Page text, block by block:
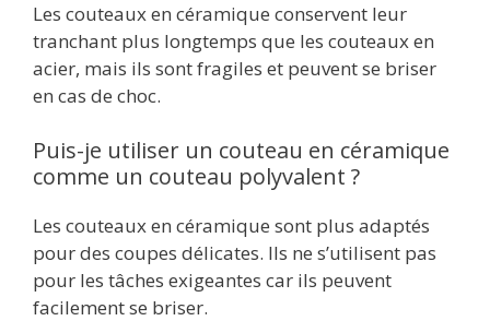
Les couteaux en céramique conservent leur
tranchant plus longtemps que les couteaux en
acier, mais ils sont fragiles et peuvent se briser
en cas de choc.
Puis-je utiliser un couteau en céramique
comme un couteau polyvalent ?
Les couteaux en céramique sont plus adaptés
pour des coupes délicates. Ils ne s’utilisent pas
pour les tâches exigeantes car ils peuvent
facilement se briser.